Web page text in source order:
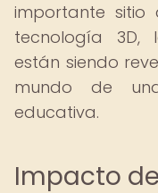
importante sitio
tecnología 3D,
están siendo
mundo de
educativa.
Impacto